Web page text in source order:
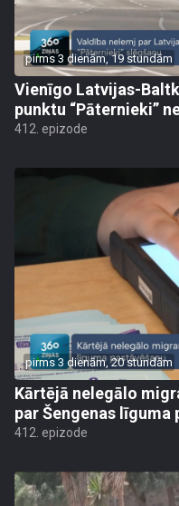
pirms 3 dienām, 19 stundām
Vienīgo Latvijas-
punktu “Pāternieki”
412. epizode
pirms 3 dienām, 20 stundām
Kārtējā nelegālo
par Šengenas līguma
412. epizode